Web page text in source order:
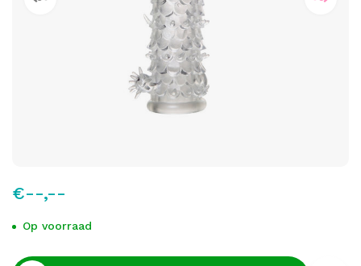
€--,--
Op voorraad